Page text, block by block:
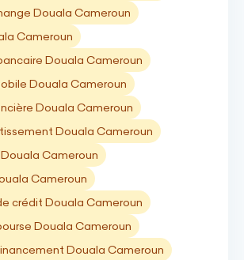
Douala Cameroun
Cameroun
Douala Cameroun
Douala Cameroun
Douala Cameroun
Douala Cameroun
Cameroun
Cameroun
crédit Douala Cameroun
Douala Cameroun
Douala Cameroun